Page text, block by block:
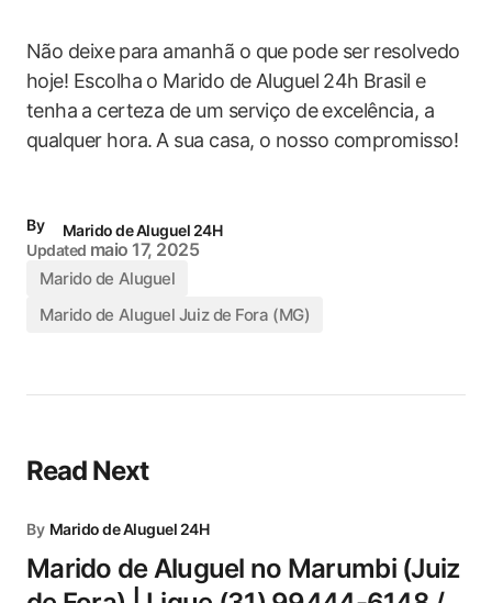
Não deixe⁤ para‍ amanhã o que ‍pode ser resolvedo
hoje! Escolha​ o Marido de Aluguel ⁢24h Brasil e
tenha⁣ a​ certeza de um serviço de ⁣excelência, a⁣
qualquer hora.⁤ A sua casa, o nosso compromisso!
By
Marido de Aluguel 24H
Updated maio 17, 2025
Marido de Aluguel
Marido de Aluguel Juiz de Fora (MG)
Read Next
By Marido de Aluguel 24H
Marido de Aluguel no Marumbi (Juiz